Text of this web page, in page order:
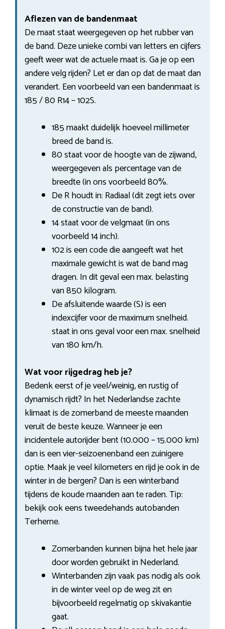
Aflezen van de bandenmaat
De maat staat weergegeven op het rubber van
de band. Deze unieke combi van letters en cijfers
geeft weer wat de actuele maat is. Ga je op een
andere velg rijden? Let er dan op dat de maat dan
verandert. Een voorbeeld van een bandenmaat is
185 / 80 R14 – 102S.
185 maakt duidelijk hoeveel millimeter
breed de band is.
80 staat voor de hoogte van de zijwand,
weergegeven als percentage van de
breedte (in ons voorbeeld 80%.
De R houdt in: Radiaal (dit zegt iets over
de constructie van de band).
14 staat voor de velgmaat (in ons
voorbeeld 14 inch).
102 is een code die aangeeft wat het
maximale gewicht is wat de band mag
dragen. In dit geval een max. belasting
van 850 kilogram.
De afsluitende waarde (S) is een
indexcijfer voor de maximum snelheid.
staat in ons geval voor een max. snelheid
van 180 km/h.
Wat voor rijgedrag heb je?
Bedenk eerst of je veel/weinig, en rustig of
dynamisch rijdt? In het Nederlandse zachte
klimaat is de zomerband de meeste maanden
veruit de beste keuze. Wanneer je een
incidentele autorijder bent (10.000 – 15.000 km)
dan is een vier-seizoenenband een zuinigere
optie. Maak je veel kilometers en rijd je ook in de
winter in de bergen? Dan is een winterband
tijdens de koude maanden aan te raden. Tip:
bekijk ook eens tweedehands autobanden
Terherne.
Zomerbanden kunnen bijna het hele jaar
door worden gebruikt in Nederland.
Winterbanden zijn vaak pas nodig als ook
in de winter veel op de weg zit en
bijvoorbeeld regelmatig op skivakantie
gaat.